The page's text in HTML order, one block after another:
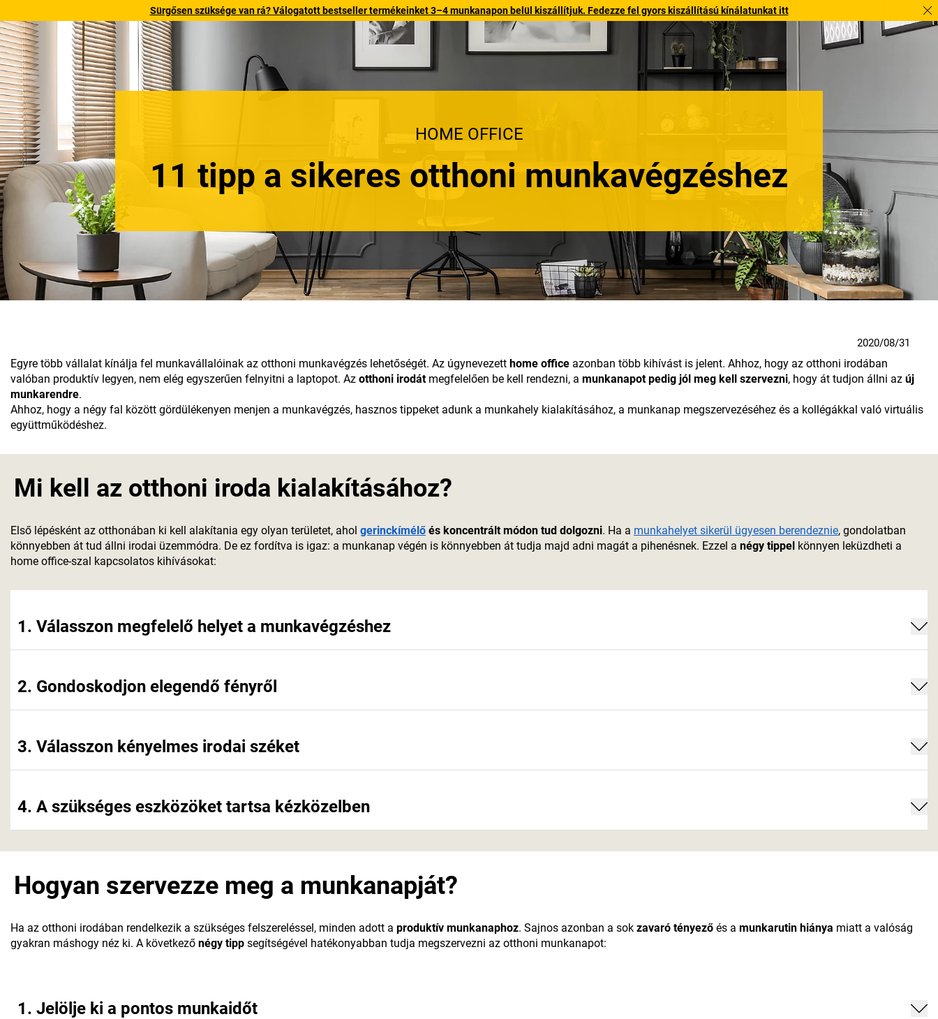
Sürgősen szüksége van rá? Válogatott bestseller termékeinket 3–4 munkanapon belül kiszállítjuk. Fedezze fel gyors kiszállítású kínálatunkat itt
HOME OFFICE
11 tipp a sikeres otthoni munkavégzéshez
2020/08/31
Egyre több vállalat kínálja fel munkavállalóinak az otthoni munkavégzés lehetőségét. Az úgynevezett home office azonban több kihívást is jelent. Ahhoz, hogy az otthoni irodában
valóban produktív legyen, nem elég egyszerűen felnyitni a laptopot. Az otthoni irodátmegfelelően be kell rendezni, a munkanapot pedig jól meg kell szervezni, hogy át tudjon állni az új
munkarendre.
Ahhoz, hogy a négy fal között gördülékenyen menjen a munkavégzés, hasznos tippeket adunk a munkahely kialakításához, a munkanap megszervezéséhez és a kollégákkal való virtuális
együttműködéshez.
Mi kell az otthoni iroda kialakításához?
Első lépésként az otthonában ki kell alakítania egy olyan területet, ahol gerinckímélő és koncentrált módon tud dolgozni. Ha a munkahelyet sikerül ügyesen berendeznie, gondolatban
könnyebben át tud állni irodai üzemmódra. De ez fordítva is igaz: a munkanap végén is könnyebben át tudja majd adni magát a pihenésnek. Ezzel a négy tippel könnyen leküzdheti a
home office-szal kapcsolatos kihívásokat:
1. Válasszon megfelelő helyet a munkavégzéshez
2. Gondoskodjon elegendő fényről
3. Válasszon kényelmes irodai széket
4. A szükséges eszközöket tartsa kézközelben
Hogyan szervezze meg a munkanapját?
Ha az otthoni irodában rendelkezik a szükséges felszereléssel, minden adott a produktív munkanaphoz. Sajnos azonban a sok zavaró tényező és a munkarutin hiánya miatt a valóság
gyakran máshogy néz ki. A következő négy tipp segítségével hatékonyabban tudja megszervezni az otthoni munkanapot:
1. Jelölje ki a pontos munkaidőt